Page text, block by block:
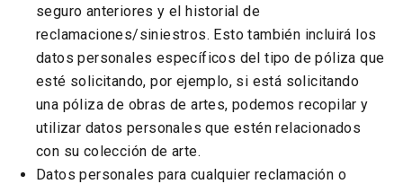
seguro anteriores y el historial de
reclamaciones/siniestros. Esto también incluirá los
datos personales específicos del tipo de póliza que
esté solicitando, por ejemplo, si está solicitando
una póliza de obras de artes, podemos recopilar y
utilizar datos personales que estén relacionados
con su colección de arte.
Datos personales para cualquier reclamación o